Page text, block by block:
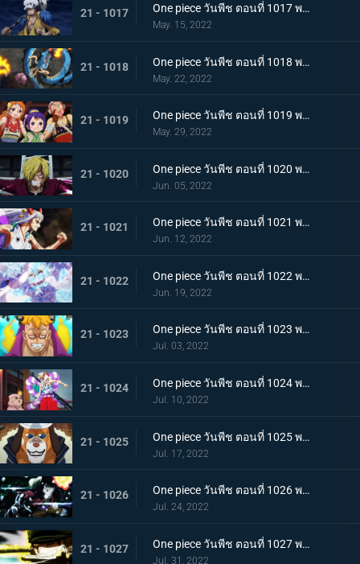
21 - 1017 One piece วันพีช ตอนที่ 1017 พากย์ไทย ออกท่าใหญ่ต่อเนื่อง! รุ่นที่เลวร้ายที่สุดโจมตีระห่ำ
May. 15, 2022
21 - 1018 One piece วันพีช ตอนที่ 1018 พากย์ไทย ไคโดหัวเราะ! สี่จักรพรรดิปะทะยุคสมัยใหม่
May. 22, 2022
21 - 1019 One piece วันพีช ตอนที่ 1019 พากย์ไทย แผนลับของโอทามะ! สุดยอดแผนการคิบิดังโกะ
May. 29, 2022
21 - 1020 One piece วันพีช ตอนที่ 1020 พากย์ไทย ซันจิตะโกนสุดเสียง! SOS ที่ดังก้องทั่วเกาะ
Jun. 05, 2022
21 - 1021 One piece วันพีช ตอนที่ 1021 พากย์ไทย สแพงค์แสนรุนแรง! ปัญหาเรื่องผู้หญิงของซันจิ
Jun. 12, 2022
21 - 1022 One piece วันพีช ตอนที่ 1022 พากย์ไทย ไม่นึกเสียใจ ลูฟี่กับลูกพี่สายสัมพันธ์ศิษย์อาจารย์
Jun. 19, 2022
21 - 1023 One piece วันพีช ตอนที่ 1023 พากย์ไทย เตรียมพร้อมเรียบร้อย! ช็อปเปอร์เฟจเนบูไลเซอร์
Jul. 03, 2022
21 - 1024 One piece วันพีช ตอนที่ 1024 พากย์ไทย โอเด้งปรากฏตัว! จิตใจของปลอกดาบแดงหวั่นไหว
Jul. 10, 2022
21 - 1025 One piece วันพีช ตอนที่ 1025 พากย์ไทย รุ่นที่เลวร้ายที่สุดพินาศสิ้น! ท่าใหญ่ของสี่จักรพรรดิ
Jul. 17, 2022
21 - 1026 One piece วันพีช ตอนที่ 1026 พากย์ไทย ซุปเปอร์โนวาโต้กลับแผนแยก 4 จักรพรรดิ
Jul. 24, 2022
21 - 1027 One piece วันพีช ตอนที่ 1027 พากย์ไทย ปกป้องลูฟี่ไว้! วิชาดาบของโซโลกับลอว์
Jul. 31, 2022